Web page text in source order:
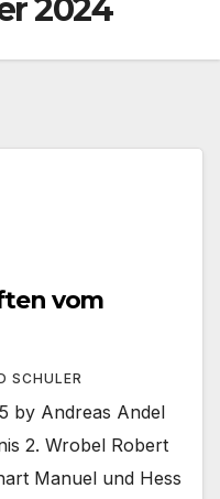
2024
vom
SCHULER
by Andreas Andel
2. Wrobel Robert
Manuel und Hess